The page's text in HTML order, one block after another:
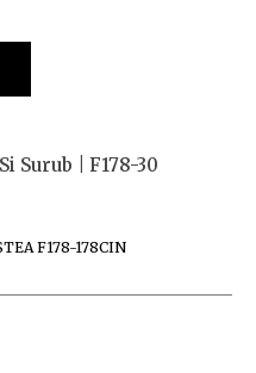
Surub | F178-30
F178-178CIN